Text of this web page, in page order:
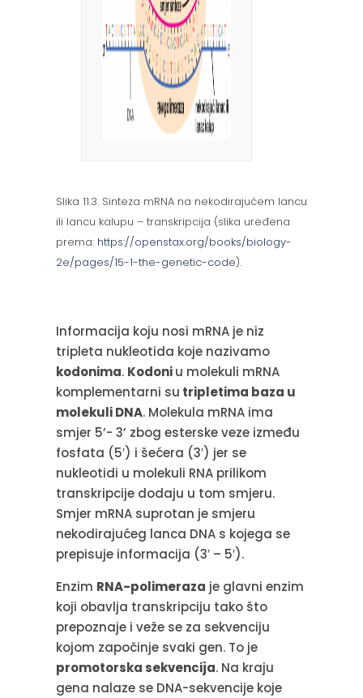
Slika 11.3. Sinteza mRNA na nekodirajućem lancu
ili lancu kalupu – transkripcija (slika uređena
prema: https://openstax.org/books/biology-
2e/pages/15-1-the-genetic-code).
Informacija koju nosi mRNA je niz
tripleta nukleotida koje nazivamo
kodonima. Kodoniu molekuli mRNA
komplementarni su tripletima baza u
molekuli DNA. Molekula mRNA ima
smjer 5’- 3’ zbog esterske veze između
fosfata (5′) i šećera (3′) jer se
nukleotidi u molekuli RNA prilikom
transkripcije dodaju u tom smjeru.
Smjer mRNA suprotan je smjeru
nekodirajućeg lanca DNA s kojega se
prepisuje informacija (3′ – 5′).
Enzim RNA-polimeraza je glavni enzim
koji obavlja transkripciju tako što
prepoznaje i veže se za sekvenciju
kojom započinje svaki gen. To je
promotorska sekvencija. Na kraju
gena nalaze se DNA-sekvencije koje